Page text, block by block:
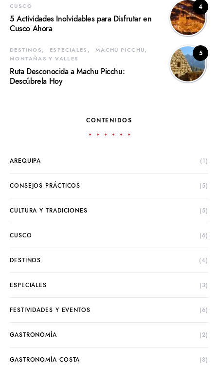
4
CUSCO
5 Actividades Inolvidables para Disfrutar en
Cusco Ahora
5
DESTINOS ESPECIALES
MACHU PICCHU
MONTAÑAS Y VALLES
Ruta Desconocida a Machu Picchu:
Descúbrela Hoy
CONTENIDOS
AREQUIPA (1)
CONSEJOS PRÁCTICOS (5)
CULTURA Y TRADICIONES (5)
CUSCO (6)
DESTINOS (4)
ESPECIALES (3)
FESTIVIDADES Y EVENTOS (6)
GASTRONOMÍA (2)
GASTRONOMÍA COSTA (8)